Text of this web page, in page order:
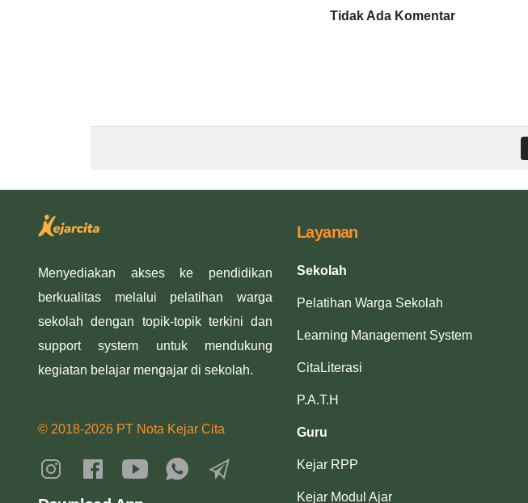
Tidak Ada Komentar
Menyediakan akses ke pendidikan
berkualitas melalui pelatihan warga
sekolah dengan topik-topik terkini dan
support system untuk mendukung
kegiatan belajar mengajar di sekolah.
© 2018-2026 PT Nota Kejar Cita
Layanan
Sekolah
Pelatihan Warga Sekolah
Learning Management System
CitaLiterasi
P.A.T.H
Guru
Kejar RPP
Kejar Modul Ajar